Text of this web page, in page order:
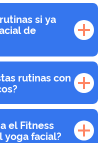
si ya
de
rutinas con
el Fitness
yoga facial?